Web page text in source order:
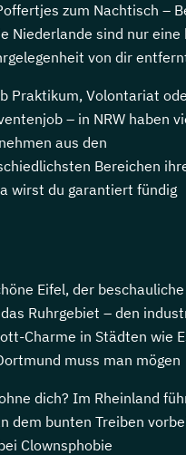
zum Nachtisch –
Niederlande sind nur eine
von dir
Praktikum, Volontariat
– in NRW haben
aus den
Bereichen
wirst du garantiert fündig
Eifel, der
Ruhrgebiet – den
Charme in Städten wie
muss man mögen
dich? Im Rheinland
dem bunten Treiben
Clownsphobie